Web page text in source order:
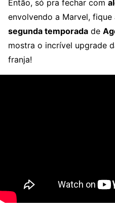
Então, só pra fechar com
envolvendo a Marvel, fique
segunda temporada de
mostra o incrível upgrade
franja!